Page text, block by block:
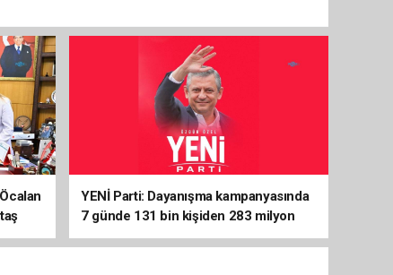
YENİ Parti: Dayanışma kampanyasında
7 günde 131 bin kişiden 283 milyon
liralık destek